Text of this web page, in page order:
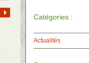
Catégories :
Actualités